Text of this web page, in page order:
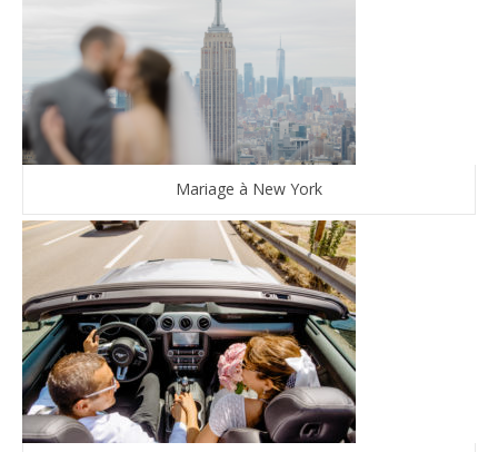
Mariage à New York